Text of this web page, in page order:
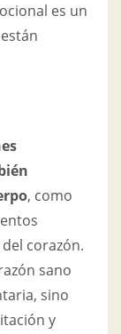
es un
, como
corazón.
sano
sino
y